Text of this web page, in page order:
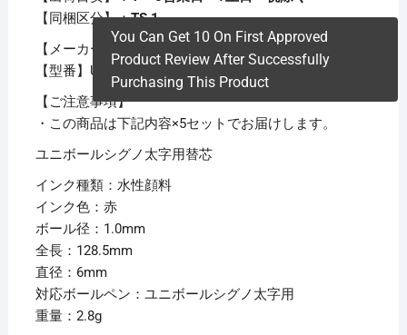
【同梱区分】：TS 1
【メーカー名】三菱鉛筆
【型番】UMR10.15
【ご注意事項】
・この商品は下記内容×5セットでお届けします。
ユニボールシグノ太字用替芯
インク種類：水性顔料
インク色：赤
ボール径：1.0mm
全長：128.5mm
直径：6mm
対応ボールペン：ユニボールシグノ太字用
重量：2.8g
You Can Get 10 On First Approved
Product Review After Successfully
Purchasing This Product